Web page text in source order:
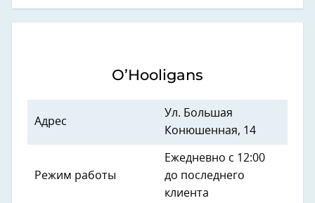
O’Hooligans
Адрес
Ул. Большая
Конюшенная, 14
Режим работы
Ежедневно с 12:00
до последнего
клиента